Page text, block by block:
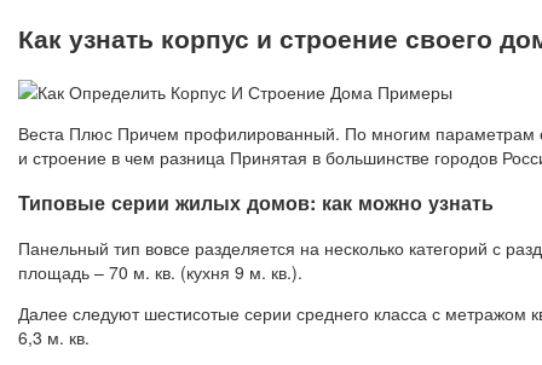
Как узнать корпус и строение своего
Веста Плюс Причем профилированный. По многим параметрам
и строение в чем разница Принятая в большинстве городов
Типовые серии жилых домов: как можно узнать
Панельный тип вовсе разделяется на несколько категорий с
площадь – 70 м. кв. (кухня 9 м. кв.).
Далее следуют шестисотые серии среднего класса с метражом
6,3 м. кв.